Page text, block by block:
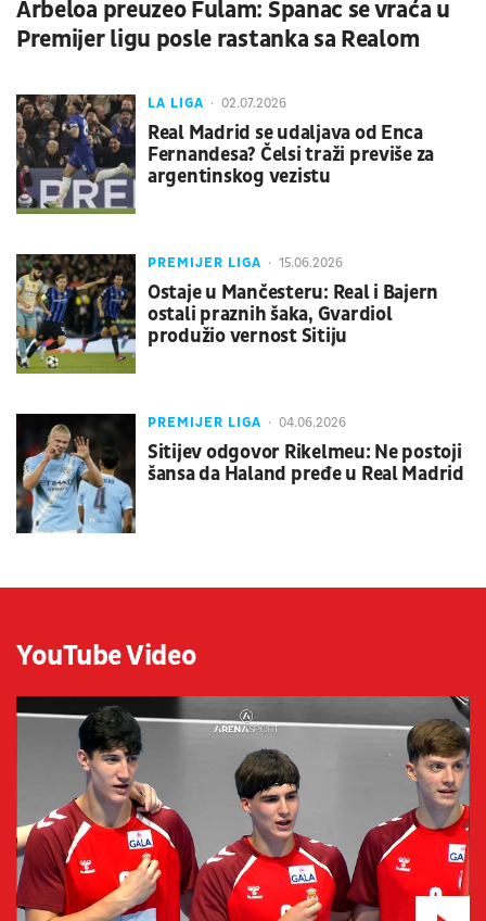
Arbeloa preuzeo Fulam: Španac se vraća u
Premijer ligu posle rastanka sa Realom
LA LIGA 02.07.2026
Real Madrid se udaljava od Enca
Fernandesa? Čelsi traži previše za
argentinskog vezistu
PREMIJER LIGA 15.06.2026
Ostaje u Mančesteru: Real i Bajern
ostali praznih šaka, Gvardiol
produžio vernost Sitiju
PREMIJER LIGA 04.06.2026
Sitijev odgovor Rikelmeu: Ne postoji
šansa da Haland pređe u Real Madrid
YouTube Video